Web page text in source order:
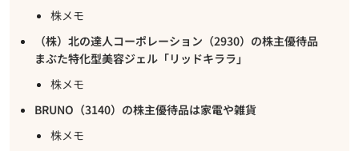
株メモ
（株）北の達人コーポレーション（2930）の株主優待品
まぶた特化型美容ジェル「リッドキララ」
株メモ
BRUNO（3140）の株主優待品は家電や雑貨
株メモ